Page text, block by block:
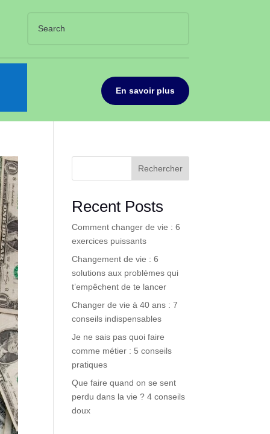
En savoir plus
Rechercher
Recent Posts
Comment changer de vie : 6
exercices puissants
Changement de vie : 6
solutions aux problèmes qui
t’empêchent de te lancer
Changer de vie à 40 ans : 7
conseils indispensables
Je ne sais pas quoi faire
comme métier : 5 conseils
pratiques
Que faire quand on se sent
perdu dans la vie ? 4 conseils
doux